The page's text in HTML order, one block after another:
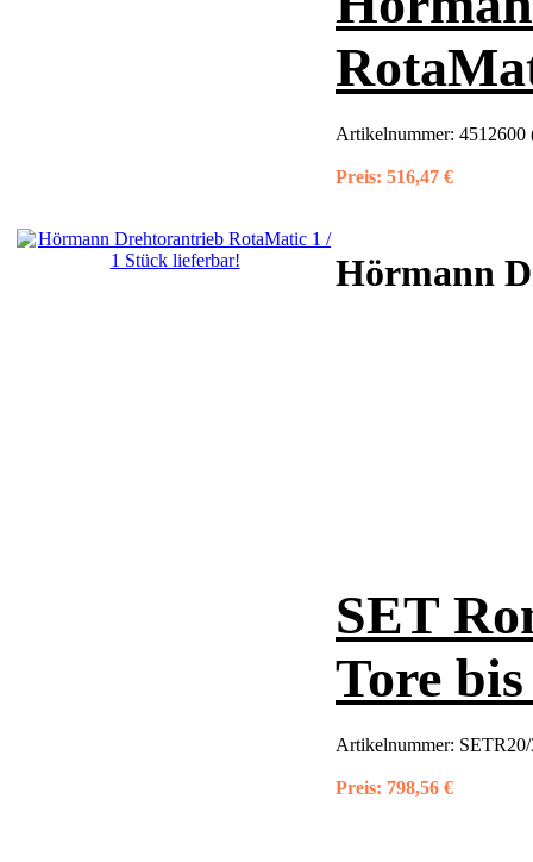
Artikelnummer: 4512600
Preis: 516,47 €
Hörmann
SET
Tore
Artikelnummer:
Preis: 798,56 €